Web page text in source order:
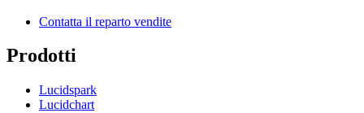
Contatta il reparto vendite
Prodotti
Lucidspark
Lucidchart